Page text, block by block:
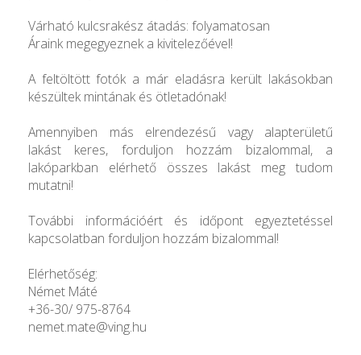
Várható kulcsrakész átadás: folyamatosan
Áraink megegyeznek a kivitelezőével!
A feltöltött fotók a már eladásra került lakásokban
készültek mintának és ötletadónak!
Amennyiben más elrendezésű vagy alapterületű
lakást keres, forduljon hozzám bizalommal, a
lakóparkban elérhető összes lakást meg tudom
mutatni!
További információért és időpont egyeztetéssel
kapcsolatban forduljon hozzám bizalommal!
Elérhetőség:
Német Máté
+36-30/ 975-8764
nemet.mate@ving.hu